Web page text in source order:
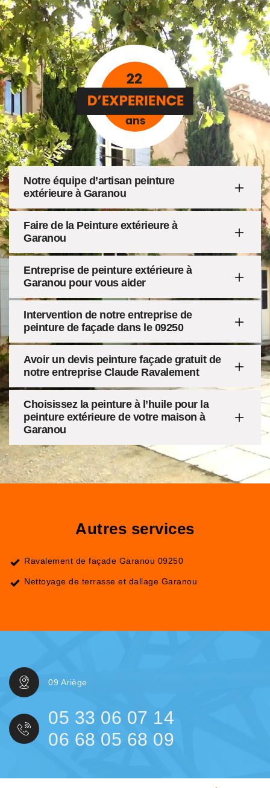
Notre équipe d’artisan peinture
extérieure à Garanou
Faire de la Peinture extérieure à
Garanou
Entreprise de peinture extérieure à
Garanou pour vous aider
Intervention de notre entreprise de
peinture de façade dans le 09250
Avoir un devis peinture façade gratuit de
notre entreprise Claude Ravalement
Choisissez la peinture à l’huile pour la
peinture extérieure de votre maison à
Garanou
Autres services
Ravalement de façade Garanou 09250
Nettoyage de terrasse et dallage Garanou
09 Ariège
05 33 06 07 14
06 68 05 68 09